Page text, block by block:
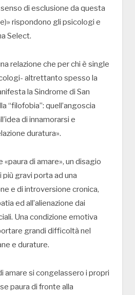
di esclusione da questa
rispondono gli psicologi e
Select.
relazione che per chi è single
altrettanto spesso la
la Sindrome di San
“filofobia”: quell’angoscia
di innamorarsi e
duratura».
«paura di amare», un disagio
gravi porta ad una
e di introversione cronica,
ed all’alienazione dai
Una condizione emotiva
grandi difficoltà nel
e durature.
amare si congelassero i propri
paura di fronte alla